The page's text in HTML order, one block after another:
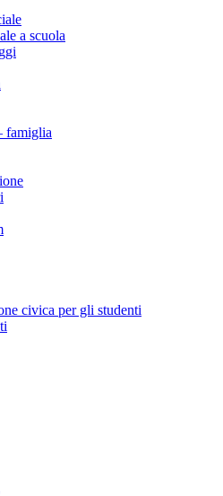
a scuola
famiglia
civica per gli studenti